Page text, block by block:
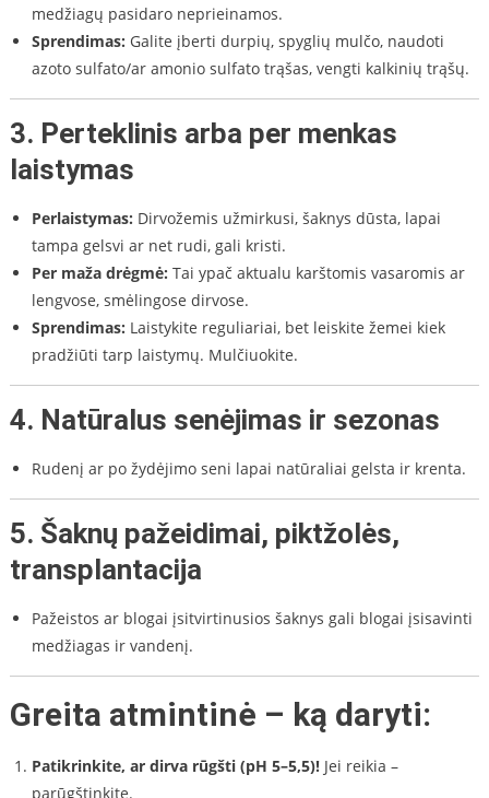
medžiagų pasidaro neprieinamos.
Sprendimas: Galite įberti durpių, spyglių mulčo, naudoti
azoto sulfato/ar amonio sulfato trąšas, vengti kalkinių trąšų.
3. Perteklinis arba per menkas
laistymas
Perlaistymas: Dirvožemis užmirkusi, šaknys dūsta, lapai
tampa gelsvi ar net rudi, gali kristi.
Per maža drėgmė: Tai ypač aktualu karštomis vasaromis ar
lengvose, smėlingose dirvose.
Sprendimas: Laistykite reguliariai, bet leiskite žemei kiek
pradžiūti tarp laistymų. Mulčiuokite.
4. Natūralus senėjimas ir sezonas
Rudenį ar po žydėjimo seni lapai natūraliai gelsta ir krenta.
5. Šaknų pažeidimai, piktžolės,
transplantacija
Pažeistos ar blogai įsitvirtinusios šaknys gali blogai įsisavinti
medžiagas ir vandenį.
Greita atmintinė – ką daryti:
Patikrinkite, ar dirva rūgšti (pH 5–5,5)!Jei reikia –
parūgštinkite.